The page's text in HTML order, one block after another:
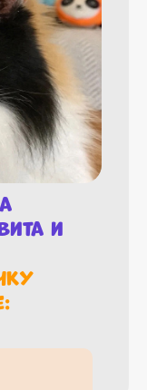
и